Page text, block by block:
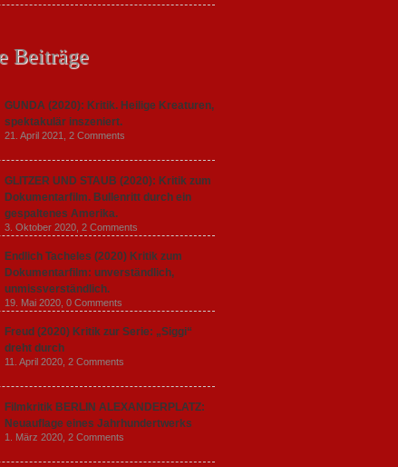
Beiträge
GUNDA (2020): Kritik. Heilige Kreaturen,
spektakulär inszeniert.
21. April 2021, 2 Comments
GLITZER UND STAUB (2020): Kritik zum
Dokumentarfilm. Bullenritt durch ein
gespaltenes Amerika.
3. Oktober 2020, 2 Comments
Endlich Tacheles (2020) Kritik zum
Dokumentarfilm: unverständlich,
unmissverständlich.
19. Mai 2020, 0 Comments
Freud (2020) Kritik zur Serie: „Siggi“
dreht durch
11. April 2020, 2 Comments
Filmkritik BERLIN ALEXANDERPLATZ:
Neuauflage eines Jahrhundertwerks
1. März 2020, 2 Comments